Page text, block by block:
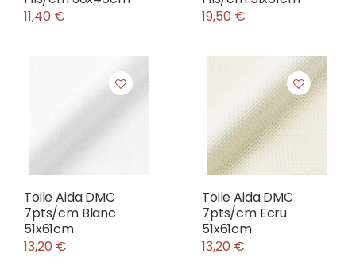
11,40 €
19,50 €
Toile Aida DMC
7pts/cm Blanc
51x61cm
13,20 €
Toile Aida DMC
7pts/cm Ecru
51x61cm
13,20 €